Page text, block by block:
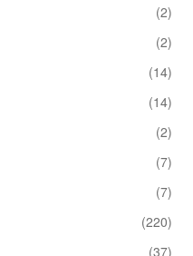
(2)
(2)
(14)
(14)
(2)
(7)
(7)
(220)
(37)